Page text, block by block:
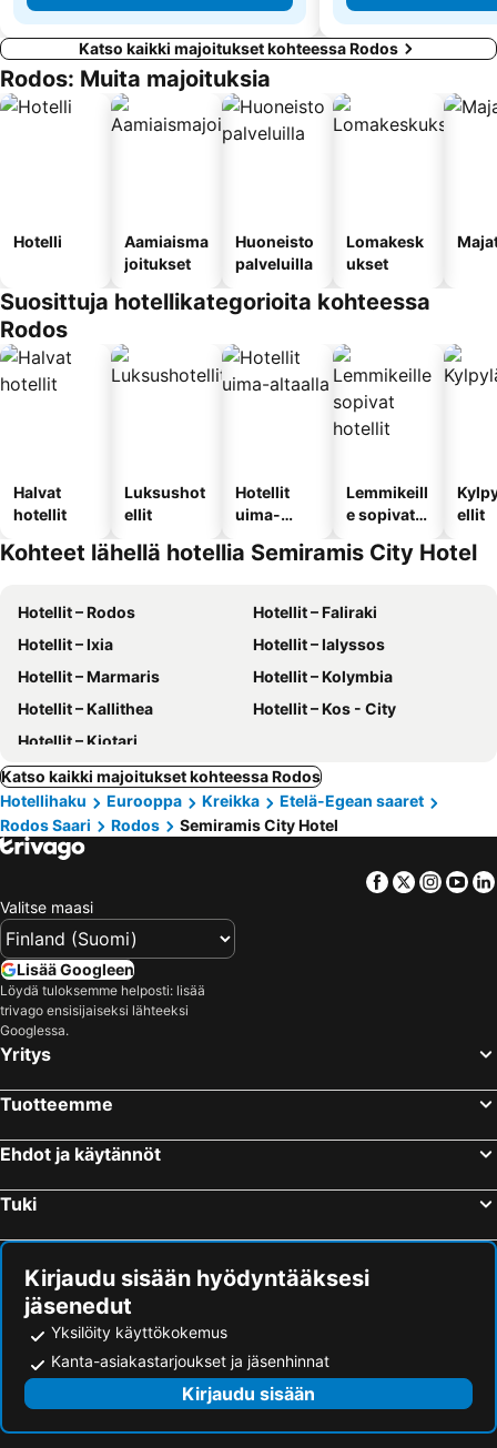
Katso kaikki majoitukset kohteessa Rodos
Rodos: Muita majoituksia
Hotelli
Aamiaisma
joitukset
Huoneisto
palveluilla
Lomakesk
ukset
Suosittuja hotellikategorioita kohteessa
Rodos
Halvat
hotellit
Luksushot
ellit
Hotellit
uima-
Lemmikeill
e sopivat
ellit
Kohteet lähellä hotellia Semiramis City Hotel
Hotellit – Rodos
Hotellit – Faliraki
Hotellit – Ixia
Hotellit – Ialyssos
Hotellit – Marmaris
Hotellit – Kolymbia
Hotellit – Kallithea
Hotellit – Kos - City
Hotellit – Kiotari
Katso kaikki majoitukset kohteessa Rodos
Hotellihaku
Eurooppa Kreikka
Etelä-Egean saaret
Rodos Saari
Rodos Semiramis City Hotel
Facebook
Twitter
Valitse maasi
Lisää Googleen
Löydä tuloksemme helposti: lisää
trivago ensisijaiseksi lähteeksi
Googlessa.
Yritys
Tuotteemme
Ehdot ja käytännöt
Tuki
Kirjaudu sisään hyödyntääksesi
jäsenedut
Yksilöity käyttökokemus
Kanta-asiakastarjoukset ja jäsenhinnat
Kirjaudu sisään